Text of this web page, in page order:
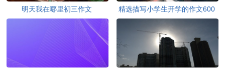
明天我在哪里初三作文
精选描写小学生开学的作文600
字五篇